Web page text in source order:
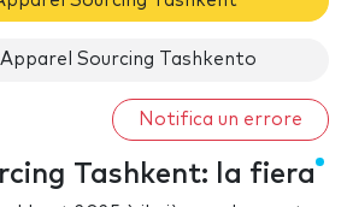
Sourcing Tashkento
Notifica un errore
Tashkent: la fiera